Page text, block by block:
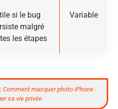
si le bug
malgré
les étapes
Variable
Comment masquer photo iPhone :
sa vie privée